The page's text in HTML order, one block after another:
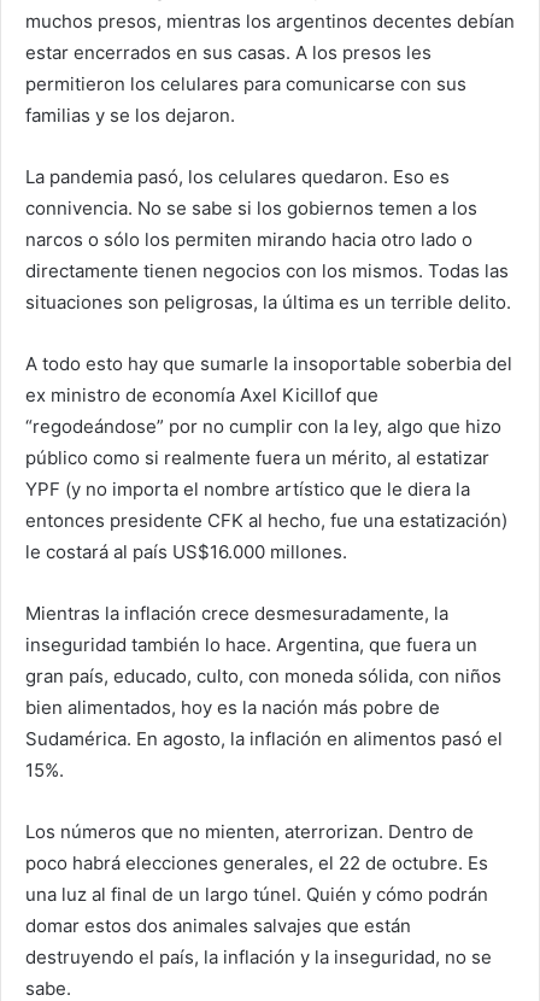
muchos presos, mientras los argentinos decentes debían
estar encerrados en sus casas. A los presos les
permitieron los celulares para comunicarse con sus
familias y se los dejaron.
La pandemia pasó, los celulares quedaron. Eso es
connivencia. No se sabe si los gobiernos temen a los
narcos o sólo los permiten mirando hacia otro lado o
directamente tienen negocios con los mismos. Todas las
situaciones son peligrosas, la última es un terrible delito.
A todo esto hay que sumarle la insoportable soberbia del
ex ministro de economía Axel Kicillof que
“regodeándose” por no cumplir con la ley, algo que hizo
público como si realmente fuera un mérito, al estatizar
YPF (y no importa el nombre artístico que le diera la
entonces presidente CFK al hecho, fue una estatización)
le costará al país US$16.000 millones.
Mientras la inflación crece desmesuradamente, la
inseguridad también lo hace. Argentina, que fuera un
gran país, educado, culto, con moneda sólida, con niños
bien alimentados, hoy es la nación más pobre de
Sudamérica. En agosto, la inflación en alimentos pasó el
15%.
Los números que no mienten, aterrorizan. Dentro de
poco habrá elecciones generales, el 22 de octubre. Es
una luz al final de un largo túnel. Quién y cómo podrán
domar estos dos animales salvajes que están
destruyendo el país, la inflación y la inseguridad, no se
sabe.